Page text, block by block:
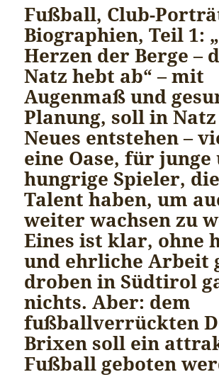
Fußball, Club-
Biographien, Teil 1:
Herzen der Berge –
Natz hebt ab“ – mit
Augenmaß und
Planung, soll in
Neues entstehen –
eine Oase, für junge
hungrige Spieler,
Talent haben, um
weiter wachsen zu
Eines ist klar, ohne
und ehrliche Arbeit
droben in Südtirol
nichts. Aber: dem
fußballverrückten
Brixen soll ein
Fußball geboten